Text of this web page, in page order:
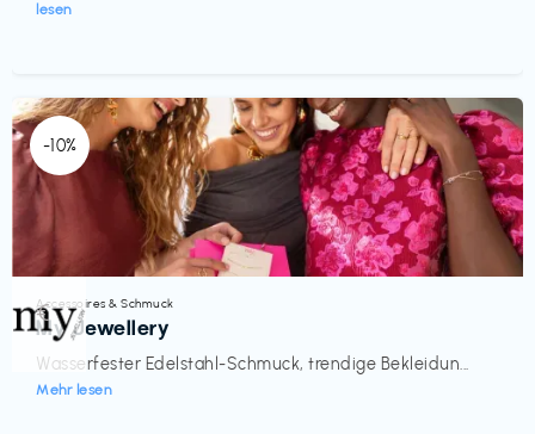
lesen
-10%
Accessoires & Schmuck
My Jewellery
Wasserfester Edelstahl-Schmuck, trendige Bekleidun...
Mehr lesen
€‎